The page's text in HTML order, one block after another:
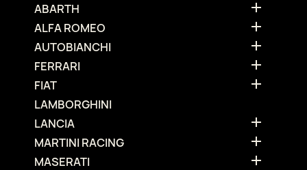
ABARTH 
ALFA ROMEO 
AUTOBIANCHI 
FERRARI 
FIAT 
LAMBORGHINI
LANCIA

MARTINI RACING 
MASERATI 